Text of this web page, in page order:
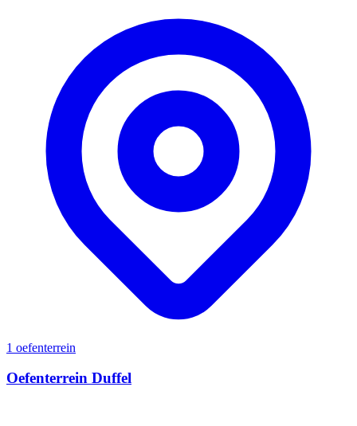
1 oefenterrein
Oefenterrein Duffel